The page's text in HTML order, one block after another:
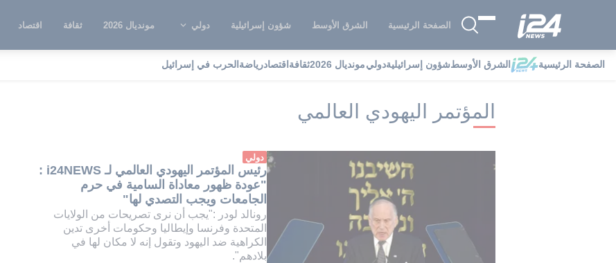
الصفحة الرئيسية الشرق الأوسط شؤون إسرائيلية دولي مونديال 2026 ثقافة اقتصاد
الصفحة الرئيسية الشرق الأوسطشؤون إسرائيليةدوليمونديال 2026 ثقافة اقتصادرياضة الحرب في إسرائيل i24NEWS i24NEWS فهرس علامات المؤتمر اليهودي العالمي
المؤتمر اليهودي العالمي
دولي
رئيس المؤتمر اليهودي العالمي لـ i24NEWS :
"عودة ظهور معاداة السامية في حرم
الجامعات ويجب التصدي لها"
رونالد لودر :"يجب أن نرى تصريحات من الولايات
المتحدة وفرنسا وإيطاليا وحكومات أخرى تدين
الكراهية ضد اليهود وتقول إنه لا مكان لها في
بلادهم".